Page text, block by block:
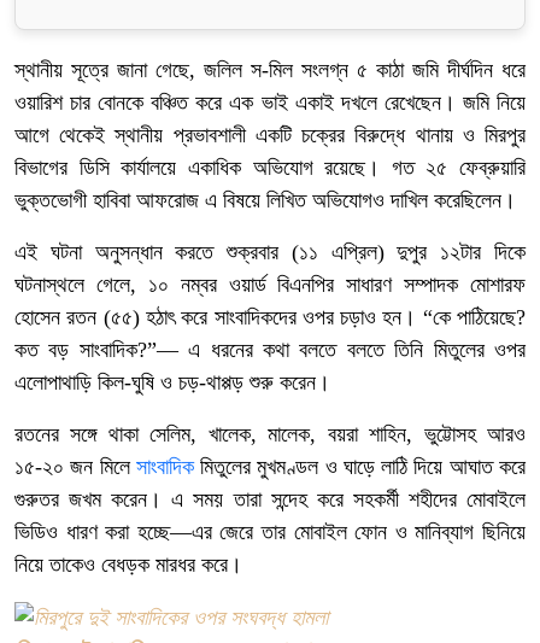
স্থানীয় সূত্রে জানা গেছে, জলিল স-মিল সংলগ্ন ৫ কাঠা জমি দীর্ঘদিন ধরে
ওয়ারিশ চার বোনকে বঞ্চিত করে এক ভাই একাই দখলে রেখেছেন। জমি নিয়ে
আগে থেকেই স্থানীয় প্রভাবশালী একটি চক্রের বিরুদ্ধে থানায় ও মিরপুর
বিভাগের ডিসি কার্যালয়ে একাধিক অভিযোগ রয়েছে। গত ২৫ ফেব্রুয়ারি
ভুক্তভোগী হাবিবা আফরোজ এ বিষয়ে লিখিত অভিযোগও দাখিল করেছিলেন।
এই ঘটনা অনুসন্ধান করতে শুক্রবার (১১ এপ্রিল) দুপুর ১২টার দিকে
ঘটনাস্থলে গেলে, ১০ নম্বর ওয়ার্ড বিএনপির সাধারণ সম্পাদক মোশারফ
হোসেন রতন (৫৫) হঠাৎ করে সাংবাদিকদের ওপর চড়াও হন। “কে পাঠিয়েছে?
কত বড় সাংবাদিক?”— এ ধরনের কথা বলতে বলতে তিনি মিতুলের ওপর
এলোপাথাড়ি কিল-ঘুষি ও চড়-থাপ্পড় শুরু করেন।
রতনের সঙ্গে থাকা সেলিম, খালেক, মালেক, বয়রা শাহিন, ভুট্টোসহ আরও
১৫-২০ জন মিলে সাংবাদিকমিতুলের মুখমণ্ডল ও ঘাড়ে লাঠি দিয়ে আঘাত করে
গুরুতর জখম করেন। এ সময় তারা সন্দেহ করে সহকর্মী শহীদের মোবাইলে
ভিডিও ধারণ করা হচ্ছে—এর জেরে তার মোবাইল ফোন ও মানিব্যাগ ছিনিয়ে
নিয়ে তাকেও বেধড়ক মারধর করে।